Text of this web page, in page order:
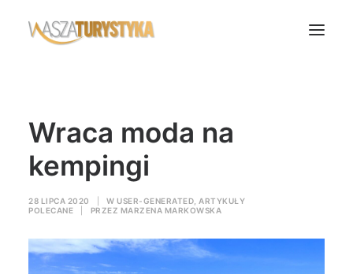
Biura podróży
Transport
Noclegi
Polska
Podcasty
Wraca moda na
kempingi
28 LIPCA 2020 W USER-GENERATED ARTYKUŁY
POLECANE
PRZEZ MARZENA MARKOWSKA